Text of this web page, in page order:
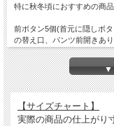
特に秋冬頃におすすめの商品
前ボタン5個(首元に隠しボ
の替え口、パンツ前開きあり
素材：綿100％ 日本製
※お使いのPC,スマートフォ
がございます。
予めご了承下さい。
▼
【サイズチャート】
実際の商品の仕上がり